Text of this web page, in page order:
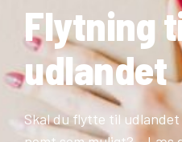
Flytning
udlandet
Skal du flytte til udlandet